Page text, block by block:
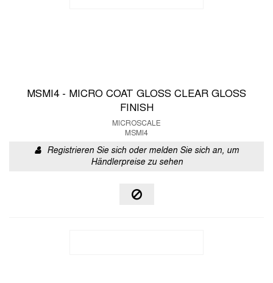
MSMI4 - MICRO COAT GLOSS CLEAR GLOSS
FINISH
MICROSCALE
MSMI4
Registrieren Sie sich oder melden Sie sich an, um
Händlerpreise zu sehen